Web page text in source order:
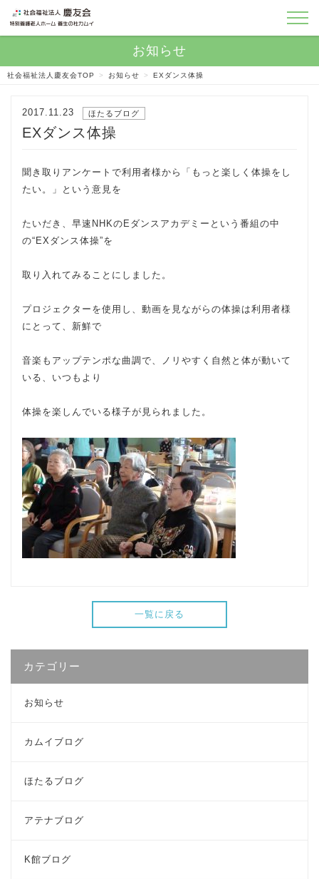
社会福祉法人慶友会TOP > お知らせ > EXダンス体操
2017.11.23 ほたるブログ
EXダンス体操
聞き取りアンケートで利用者様から「もっと楽しく体操をし
たい。」という意見を
たいだき、早速NHKのEダンスアカデミーという番組の中
の“EXダンス体操”を
取り入れてみることにしました。
プロジェクターを使用し、動画を見ながらの体操は利用者様
にとって、新鮮で
音楽もアップテンポな曲調で、ノリやすく自然と体が動いて
いる、いつもより
体操を楽しんでいる様子が見られました。
一覧に戻る
カテゴリー
お知らせ
カムイブログ
ほたるブログ
アテナブログ
K館ブログ